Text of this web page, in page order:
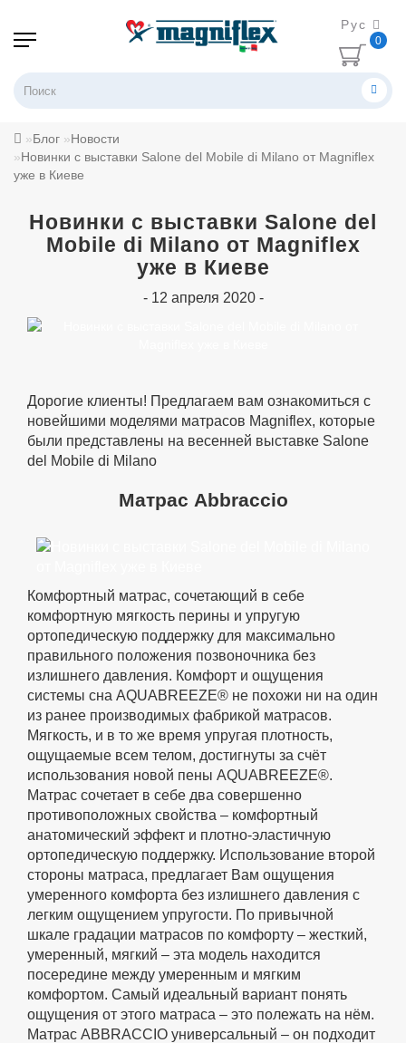
Рус
0
Блог
Новости
Новинки c выставки Salone del Mobile di Milano от Magniflex
уже в Киеве
Новинки c выставки Salone del
Mobile di Milano от Magniflex
уже в Киеве
- 12 апреля 2020 -
Дорогие клиенты! Предлагаем вам ознакомиться с
новейшими моделями матрасов Magniflex, которые
были представлены на весенней выставке Salone
del Mobile di Milano
Матрас Abbraccio
Комфортный матрас, сочетающий в себе
комфортную мягкость перины и упругую
ортопедическую поддержку для максимально
правильного положения позвоночника без
излишнего давления. Комфорт и ощущения
системы сна AQUABREEZE® не похожи ни на один
из ранее производимых фабрикой матрасов.
Мягкость, и в то же время упругая плотность,
ощущаемые всем телом, достигнуты за счёт
использования новой пены AQUABREEZE®.
Матрас сочетает в себе два совершенно
противоположных свойства – комфортный
анатомический эффект и плотно-эластичную
ортопедическую поддержку. Использование второй
стороны матраса, предлагает Вам ощущения
умеренного комфорта без излишнего давления с
легким ощущением упругости. По привычной
шкале градации матрасов по комфорту – жесткий,
умеренный, мягкий – эта модель находится
посередине между умеренным и мягким
комфортом. Самый идеальный вариант понять
ощущения от этого матраса – это полежать на нём.
Матрас ABBRACCIO универсальный – он подходит